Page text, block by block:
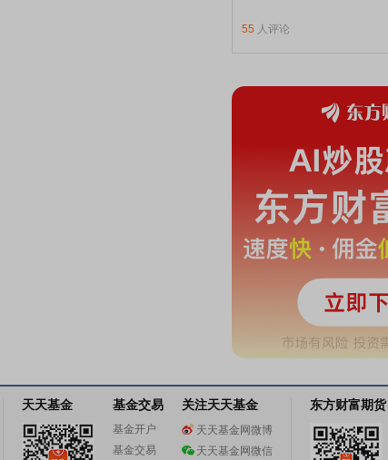
55 人评论
天天基金 基金交易
基金开户
基金交易
关注天天基金
天天基金网微博
天天基金网微信
东方财富期货